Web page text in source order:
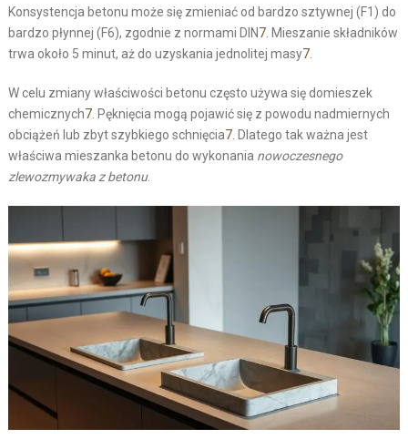
Konsystencja betonu może się zmieniać od bardzo sztywnej (F1) do
bardzo płynnej (F6), zgodnie z normami DIN7. Mieszanie składników
trwa około 5 minut, aż do uzyskania jednolitej masy7.
W celu zmiany właściwości betonu często używa się domieszek
chemicznych7. Pęknięcia mogą pojawić się z powodu nadmiernych
obciążeń lub zbyt szybkiego schnięcia7. Dlatego tak ważna jest
właściwa mieszanka betonu do wykonania nowoczesnego
zlewozmywaka z betonu.